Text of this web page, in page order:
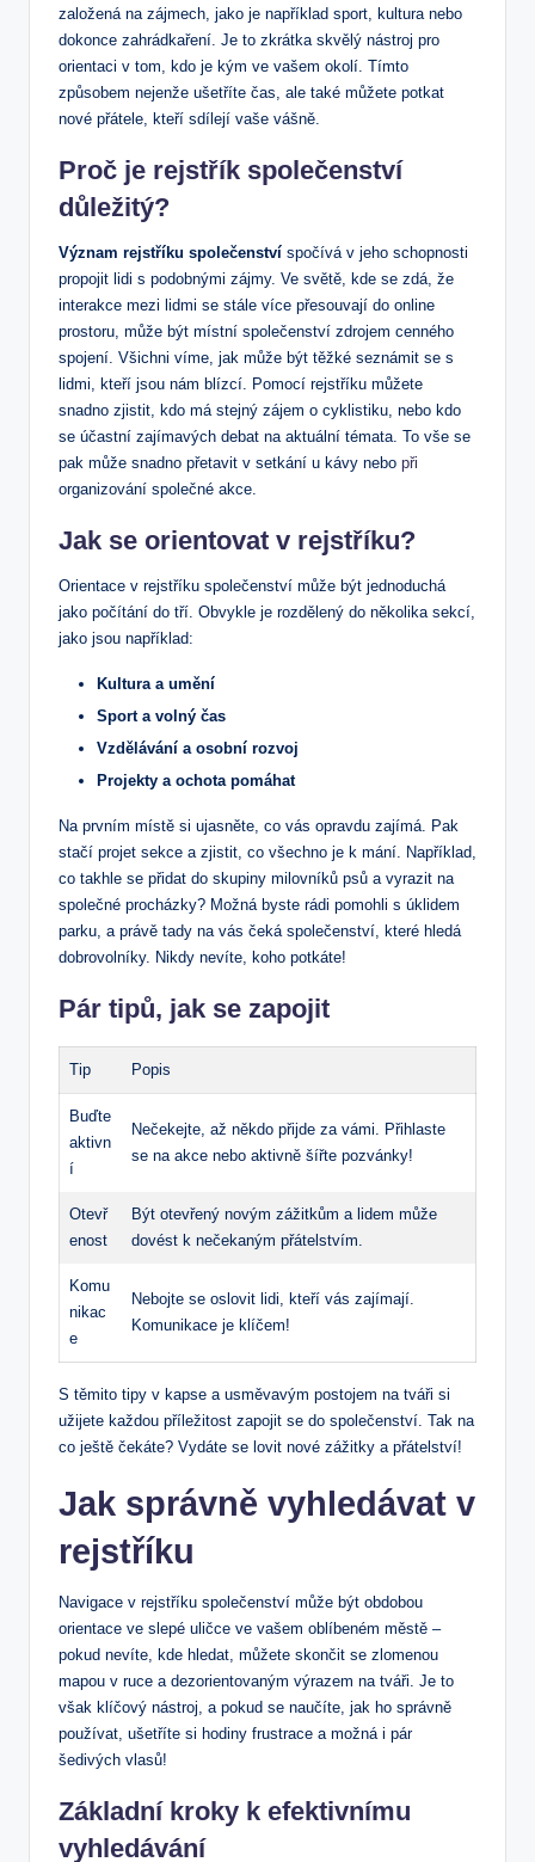
založená na ‍zájmech, jako je⁤ například sport, kultura nebo
dokonce zahrádkaření. Je to⁢ zkrátka ⁤skvělý nástroj pro
⁤orientaci ⁢v tom, kdo je kým ve ​vašem okolí. Tímto
způsobem⁤ nejenže ušetříte⁤ čas, ale také můžete​ potkat
nové přátele, kteří sdílejí vaše vášně.
Proč⁢ je ​rejstřík společenství
důležitý?
Význam rejstříku společenství spočívá‍ v jeho schopnosti
propojit lidi s podobnými zájmy. ⁤Ve světě, kde se zdá, že
interakce mezi lidmi se‍ stále více přesouvají do online
prostoru, může být ⁣místní společenství zdrojem ⁢cenného
spojení. ⁤Všichni víme, jak může být těžké seznámit se s
lidmi, kteří jsou nám blízcí. Pomocí rejstříku můžete
snadno zjistit, kdo má stejný zájem o cyklistiku, nebo ‌kdo
se⁢ účastní‍ zajímavých⁢ debat ‍na aktuální témata. To vše ⁤se
pak může snadno přetavit v setkání⁤ u kávy ‍nebo při
organizování ⁤společné akce.
Jak se orientovat v ⁢rejstříku?
Orientace v rejstříku společenství může⁤ být ‍jednoduchá⁢
jako počítání do tří. Obvykle je​ rozdělený do několika sekcí,
⁤jako jsou například:
Kultura a umění
Sport a volný čas
Vzdělávání a⁣ osobní rozvoj
Projekty a ochota pomáhat
Na prvním místě si‌ ujasněte, co vás ⁢opravdu zajímá. Pak
⁤stačí⁣ projet sekce a zjistit, co všechno je k mání. Například,
co takhle se přidat ‍do skupiny‌ milovníků psů ⁣a vyrazit ‌na
společné procházky?‌ Možná byste rádi pomohli s úklidem
parku, a právě tady na⁢ vás čeká ⁣společenství, ‌které hledá
⁢dobrovolníky. Nikdy ⁤nevíte, ​koho potkáte!
Pár tipů, jak se zapojit
Tip Popis
Buďte​
aktivn
í
Nečekejte, až ​někdo přijde za vámi. ⁤Přihlaste
se na akce nebo aktivně ‌šířte pozvánky!
Otevř
enost
Být otevřený novým zážitkům a ⁣lidem může
‌dovést k nečekaným⁣ přátelstvím.
Komu
nikac
e
Nebojte se oslovit lidi, kteří vás zajímají.
Komunikace je klíčem!
S těmito tipy v kapse a usměvavým postojem⁢ na tváři si
užijete⁢ každou příležitost zapojit⁢ se do společenství. Tak na
co ještě čekáte?⁣ Vydáte se lovit nové​ zážitky⁣ a přátelství!
Jak správně⁤ vyhledávat v
rejstříku
Navigace v rejstříku společenství může být obdobou⁢
orientace ve slepé⁣ uličce ve vašem oblíbeném ⁣městě –
pokud nevíte, kde hledat, můžete skončit se⁤ zlomenou
‌mapou v ruce⁣ a dezorientovaným výrazem na tváři. Je ‌to
však klíčový​ nástroj, a ⁣pokud‍ se naučíte, jak ho správně
používat, ušetříte si hodiny frustrace a možná​ i pár
šedivých vlasů!
Základní kroky k efektivnímu
vyhledávání